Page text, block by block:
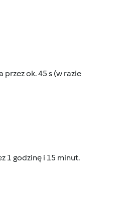
ok. 45 s (w razie
1 godzinę i 15 minut.